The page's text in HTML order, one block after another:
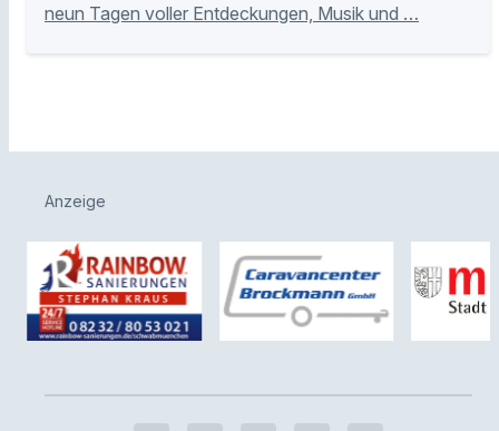
neun Tagen voller Entdeckungen, Musik und …
Anzeige